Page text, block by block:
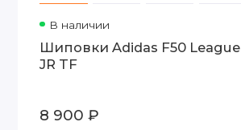
В наличии
Шиповки Adidas F50 League
JR TF
8 900 ₽